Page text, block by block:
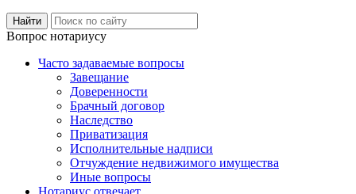
Вопрос нотариусу
Часто задаваемые вопросы
Завещание
Доверенности
Брачный договор
Наследство
Приватизация
Исполнительные надписи
Отчуждение недвижимого имущества
Иные вопросы
Нотариус отвечает